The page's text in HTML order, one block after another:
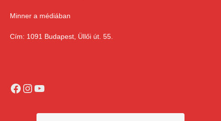
Minner a médiában
Cím: 1091 Budapest, Üllői út. 55.
Facebook
Instagram
YouTube